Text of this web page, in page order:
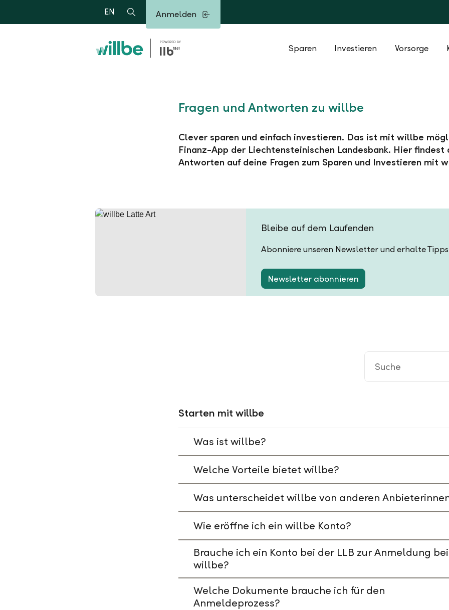
EN Suche Anmelden
Sparen Investieren Vorsorge
Fragen und Antworten zu willbe
Clever sparen und einfach investieren. Das ist mit willbe
Finanz-App der Liechtensteinischen Landesbank. Hier findest
Antworten auf deine Fragen zum Sparen und Investieren mit
Bleibe auf dem Laufenden
Abonniere unseren Newsletter und erhalte
Newsletter abonnieren
Starten mit willbe
Was ist willbe?
Welche Vorteile bietet willbe?
Was unterscheidet willbe von anderen
Wie eröffne ich ein willbe Konto?
Brauche ich ein Konto bei der LLB zur Anmeldung bei
willbe?
Welche Dokumente brauche ich für den
Anmeldeprozess?